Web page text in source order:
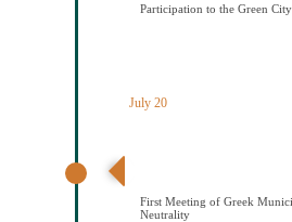
Participation to the Green
July 20
First Meeting of Greek
Neutrality